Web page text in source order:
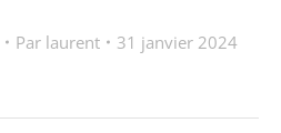
Par laurent 31 janvier 2024